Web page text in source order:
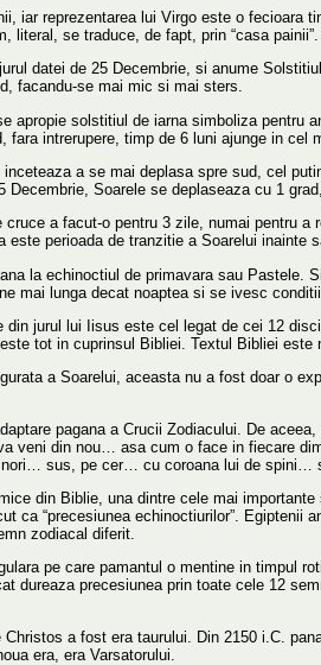
iar reprezentarea lui Virgo este o fecioara
literal, se traduce, de fapt, prin “casa
datei de 25 Decembrie, si anume
facandu-se mai mic si mai sters.
apropie solstitiul de iarna simboliza pentru
fara intrerupere, timp de 6 luni ajunge in cel
a se mai deplasa spre sud, cel
Soarele se deplaseaza cu 1
a facut-o pentru 3 zile, numai pentru
perioada de tranzitie a Soarelui
la echinoctiul de primavara sau
mai lunga decat noaptea si se ivesc
din jurul lui Iisus este cel legat de cei 12
tot in cuprinsul Bibliei. Textul Bibliei
a Soarelui, aceasta nu a fost doar o
pagana a Crucii Zodiacului. De
veni din nou… asa cum o face in fiecare
sus, pe cer… cu coroana lui de spini…
din Biblie, una dintre cele mai
ca “precesiunea echinoctiurilor”.
zodiacal diferit.
pe care pamantul o mentine in timpul
dureaza precesiunea prin toate cele 12
a fost era taurului. Din 2150 i.C.
era, era Varsatorului.